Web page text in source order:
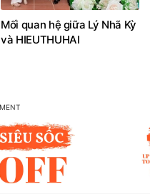
Mối quan hệ giữa Lý Nhã Kỳ
và HIEUTHUHAI